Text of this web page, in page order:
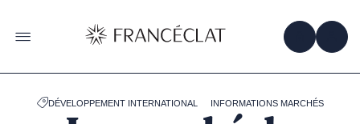
la
page
de
OBTENIR
DÉVELOPPEMENT INTERNATIONAL INFORMATIONS MARCHÉS